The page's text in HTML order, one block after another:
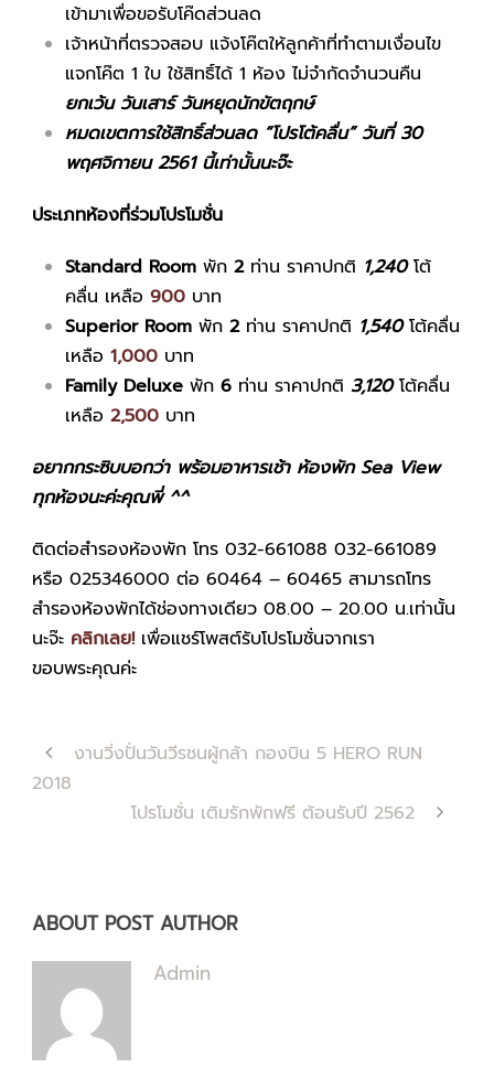
เข้ามาเพื่อขอรับโค๊ดส่วนลด
เจ้าหน้าที่ตรวจสอบ แจ้งโค๊ตให้ลูกค้าที่ทำตามเงื่อนไข
แจกโค๊ต 1 ใบ ใช้สิทธิ์ได้ 1 ห้อง ไม่จำกัดจำนวนคืน
ยกเว้น วันเสาร์ วันหยุดนักขัตฤกษ์
หมดเขตการใช้สิทธิ์ส่วนลด “โปรโต้คลื่น” วันที่ 30
พฤศจิกายน 2561 นี้เท่านั้นนะจ๊ะ
ประเภทห้องที่ร่วมโปรโมชั่น
Standard Room พัก 2ท่าน ราคาปกติ 1,240โต้
คลื่น เหลือ 900 บาท
Superior Room พัก 2ท่าน ราคาปกติ 1,540โต้คลื่น
เหลือ 1,000 บาท
Family Deluxe พัก 6 ท่าน ราคาปกติ 3,120โต้คลื่น
เหลือ 2,500 บาท
อยากกระซิบบอกว่า พร้อมอาหารเช้า ห้องพัก Sea View
ทุกห้องนะค่ะคุณพี่ ^^
ติดต่อสำรองห้องพัก โทร 032-661088 032-661089
หรือ 025346000 ต่อ 60464 – 60465 สามารถโทร
สำรองห้องพักได้ช่องทางเดียว 08.00 – 20.00 น.เท่านั้น
นะจ๊ะ คลิกเลย! เพื่อแชร์โพสต์รับโปรโมชั่นจากเรา
ขอบพระคุณค่ะ
งานวิ่งปั่นวันวีรชนผู้กล้า กองบิน 5 HERO RUN
2018
โปรโมชั่น เติมรักพักฟรี ต้อนรับปี 2562
ABOUT POST AUTHOR
Admin